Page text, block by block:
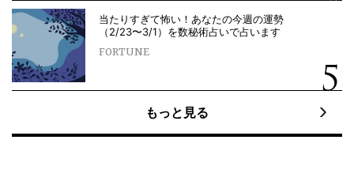
当たりすぎて怖い！あなたの今週の運勢
（2/23〜3/1）を数秘術占いで占います
FORTUNE
もっと見る